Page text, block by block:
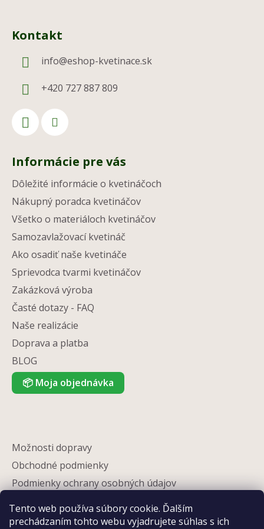
Tento web používa súbory cookie. Ďalším
prechádzaním tohto webu vyjadrujete súhlas s ich
Kontakt
info@eshop-kvetinace.sk
+420 727 887 809
Informácie pre vás
Dôležité informácie o kvetináčoch
Nákupný poradca kvetináčov
Všetko o materiáloch kvetináčov
Samozavlažovací kvetináč
Ako osadiť naše kvetináče
Sprievodca tvarmi kvetináčov
Zakázková výroba
Časté dotazy - FAQ
Naše realizácie
Doprava a platba
BLOG
📦 Moja objednávka
Možnosti dopravy
Obchodné podmienky
Podmienky ochrany osobných údajov
Partneri